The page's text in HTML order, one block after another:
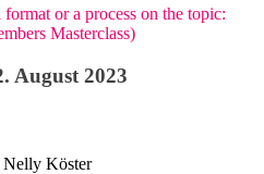
format or a process on the topic:
Masterclass)
August 2023
Nelly Köster